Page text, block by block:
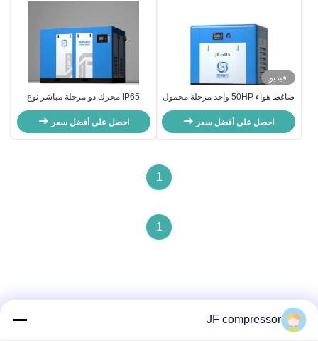
فيديو
ضاغط هواء 50HP واحد مرحلة محمول
حزام محرك المسمار 37 كيلوواط 8
بار الضغط
احصل على أفضل سعر
IP65 محرك دو مرحلة مباشر نوع
المسمار ضاغط 90KW 120HP سائل
تبريد
احصل على أفضل سعر
1
1
JF compressor